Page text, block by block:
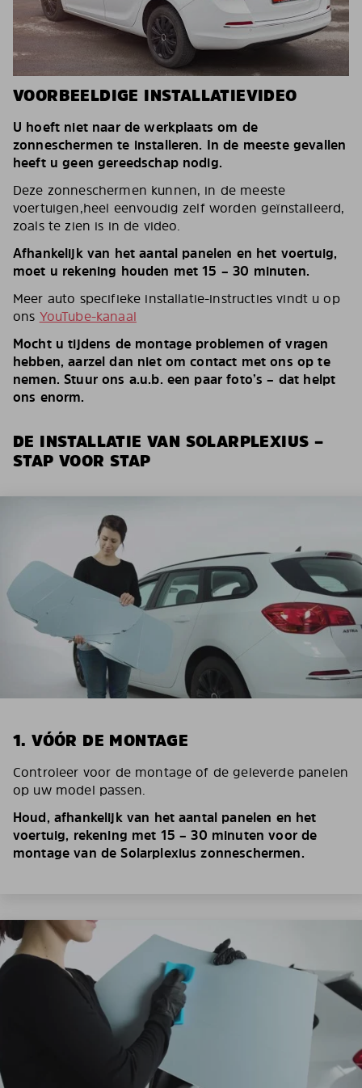
VOORBEELDIGE INSTALLATIEVIDEO
U hoeft niet naar de werkplaats om de
zonneschermen te installeren. In de meeste gevallen
heeft u geen gereedschap nodig.
Deze zonneschermen kunnen, in de meeste
voertuigen,heel eenvoudig zelf worden geïnstalleerd,
zoals te zien is in de video.
Afhankelijk van het aantal panelen en het voertuig,
moet u rekening houden met 15 – 30 minuten.
Meer auto specifieke installatie-instructies vindt u op
ons YouTube-kanaal
Mocht u tijdens de montage problemen of vragen
hebben, aarzel dan niet om contact met ons op te
nemen. Stuur ons a.u.b. een paar foto’s – dat helpt
ons enorm.
DE INSTALLATIE VAN SOLARPLEXIUS –
STAP VOOR STAP
1. VÓÓR DE MONTAGE
Controleer voor de montage of de geleverde panelen
op uw model passen.
Houd, afhankelijk van het aantal panelen en het
voertuig, rekening met 15 – 30 minuten voor de
montage van de Solarplexius zonneschermen.